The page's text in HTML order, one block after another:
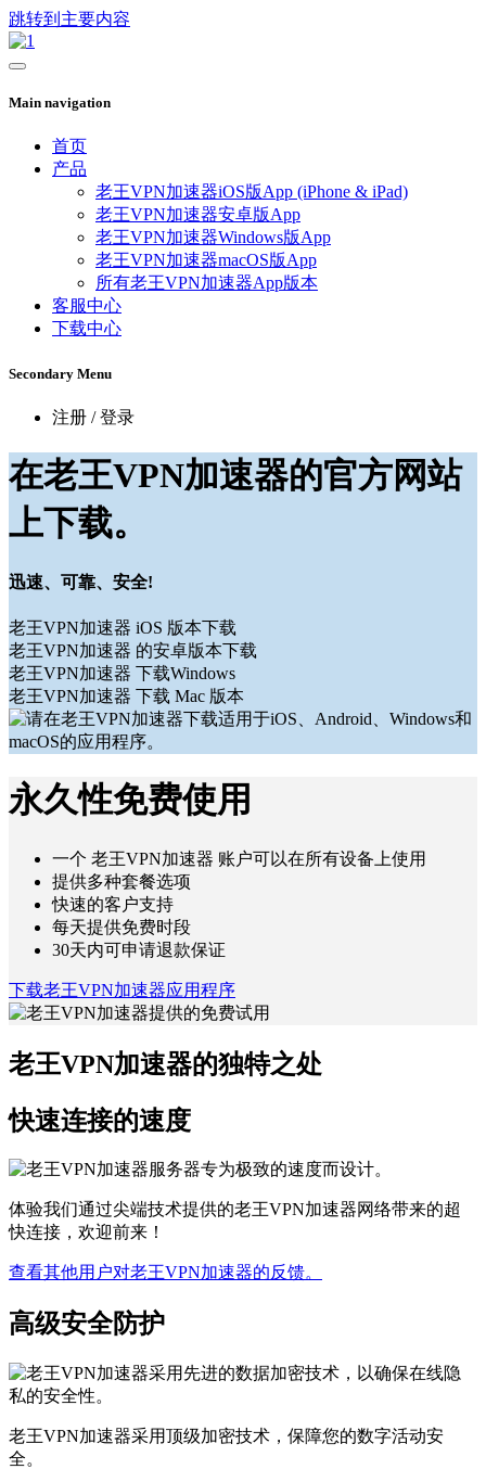
跳转到主要内容
Main navigation
首页
产品
老王VPN加速器iOS版App (iPhone & iPad)
老王VPN加速器安卓版App
老王VPN加速器Windows版App
老王VPN加速器macOS版App
所有老王VPN加速器App版本
客服中心
下载中心
Secondary Menu
注册 / 登录
在老王VPN加速器的官方网站
上下载。
迅速、可靠、安全!
老王VPN加速器 iOS 版本下载
老王VPN加速器 的安卓版本下载
老王VPN加速器 下载Windows
老王VPN加速器 下载 Mac 版本
永久性免费使用
一个 老王VPN加速器 账户可以在所有设备上使用
提供多种套餐选项
快速的客户支持
每天提供免费时段
30天内可申请退款保证
下载老王VPN加速器应用程序
老王VPN加速器的独特之处
快速连接的速度
体验我们通过尖端技术提供的老王VPN加速器网络带来的超
快连接，欢迎前来！
查看其他用户对老王VPN加速器的反馈。
高级安全防护
老王VPN加速器采用顶级加密技术，保障您的数字活动安
全。